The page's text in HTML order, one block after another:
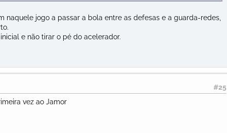
naquele jogo a passar a bola entre as defesas e a guarda-redes,
e não tirar o pé do acelerador.
#25
vez ao Jamor